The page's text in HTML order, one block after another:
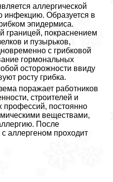
аллергической
инфекцию. Образуется в
эпидермиса.
границей, покраснением
и пузырьков,
с грибковой
гормональных
осторожности ввиду
росту грибка.
поражает работников
строителей и
профессий, постоянно
веществами,
После
аллергеном проходит